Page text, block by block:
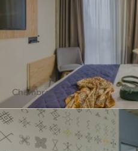
Chambres